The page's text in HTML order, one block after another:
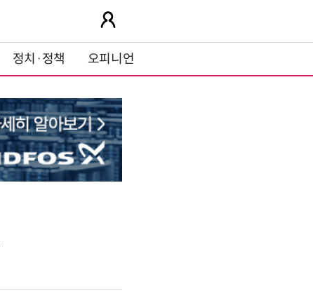
정치·정책 오피니언